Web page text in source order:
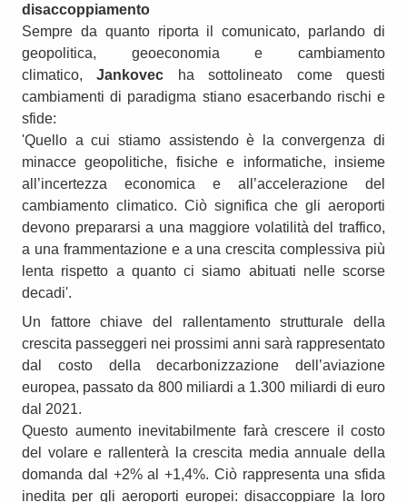
disaccoppiamento
Sempre da quanto riporta il comunicato, parlando di
geopolitica, geoeconomia e cambiamento
climatico,Jankovec
ha sottolineato come questi
cambiamenti di paradigma stiano esacerbando rischi e
sfide:
'Quello a cui stiamo assistendo è la convergenza di
minacce geopolitiche, fisiche e informatiche, insieme
all’incertezza economica e all’accelerazione del
cambiamento climatico. Ciò significa che gli aeroporti
devono prepararsi a una maggiore volatilità del traffico,
a una frammentazione e a una crescita complessiva più
lenta rispetto a quanto ci siamo abituati nelle scorse
decadi'.
Un fattore chiave del rallentamento strutturale della
crescita passeggeri nei prossimi anni sarà rappresentato
dal costo della decarbonizzazione dell’aviazione
europea, passato da 800 miliardi a 1.300 miliardi di euro
dal 2021.
Questo aumento inevitabilmente farà crescere il costo
del volare e rallenterà la crescita media annuale della
domanda dal +2% al +1,4%. Ciò rappresenta una sfida
inedita per gli aeroporti europei: disaccoppiare la loro